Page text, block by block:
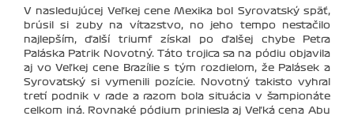
V nasledujúcej Veľkej cene Mexika bol Syrovatský späť,
brúsil si zuby na víťazstvo, no jeho tempo nestačilo
najlepším, ďalší triumf získal po ďalšej chybe Petra
Paláska Patrik Novotný. Táto trojica sa na pódiu objavila
aj vo Veľkej cene Brazílie s tým rozdielom, že Palásek a
Syrovatský si vymenili pozície. Novotný takisto vyhral
tretí podnik v rade a razom bola situácia v šampionáte
celkom iná. Rovnaké pódium priniesla aj Veľká cena Abu